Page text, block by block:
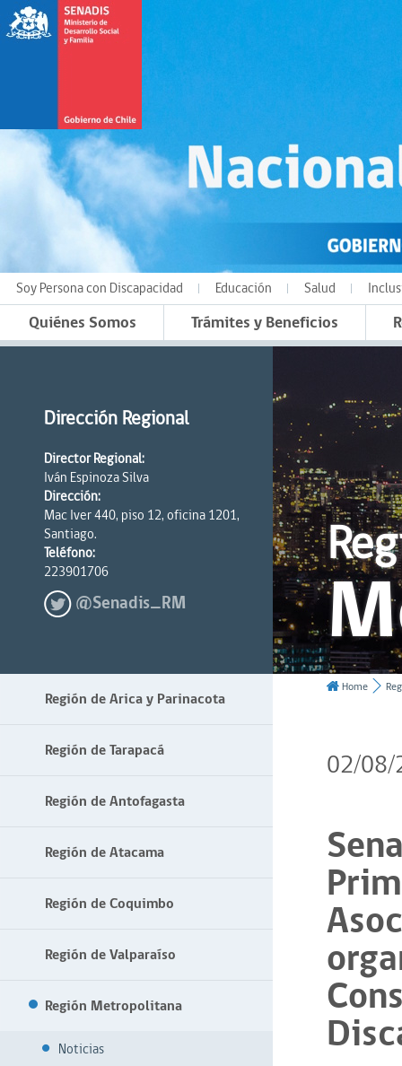
Soy Persona con Discapacidad Educación Salud
Quiénes Somos Trámites y Beneficios
Dirección Regional
Director Regional:
Iván Espinoza Silva
Dirección:
Mac Iver 440, piso 12, oficina 1201,
Santiago.
Teléfono:
223901706
@Senadis_RM
Región de Arica y Parinacota
Región de Tarapacá
Región de Antofagasta
Región de Atacama
Región de Coquimbo
Región de Valparaíso
Región Metropolitana
Noticias
Home
02/